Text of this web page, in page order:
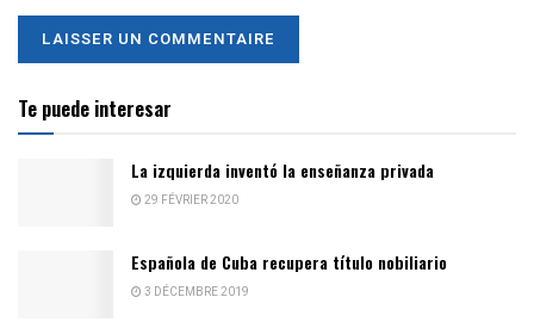
Te puede interesar
La izquierda inventó la enseñanza privada
29 FÉVRIER 2020
Española de Cuba recupera título nobiliario
3 DÉCEMBRE 2019